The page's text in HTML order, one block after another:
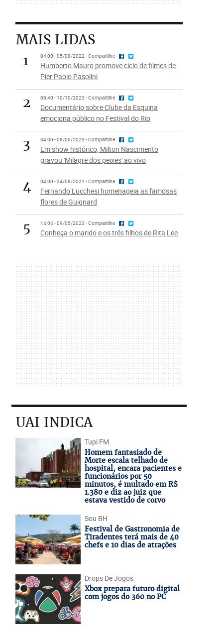
MAIS LIDAS
1
04:00 - 05/08/2022 - Compartilhe
Humberto Mauro promove ciclo de filmes de
Pier Paolo Pasolini
2 08:40 - 10/10/2023 - Compartilhe
Documentário sobre Clube da Esquina
emociona público no Festival do Rio
3 04:00 - 08/06/2023 - Compartilhe
Em show histórico, Milton Nascimento
gravou 'Milagre dos peixes' ao vivo
4 04:00 - 24/08/2021 - Compartilhe
Fernando Lucchesi homenageia as famosas
flores de Guignard
5 14:04 - 09/05/2023 - Compartilhe
Conheça o marido e os três filhos de Rita Lee
UAI INDICA
Tupi FM
Homem fantasiado de
Morte escala telhado de
hospital, encara pacientes e
funcionários por 50
minutos, é multado em R$
1.380 e diz ao juiz que
estava vestido de corvo
Sou BH
Festival de Gastronomia de
Tiradentes terá mais de 40
chefs e 10 dias de atrações
Drops De Jogos
Xbox prepara futuro digital
com jogos do 360 no PC